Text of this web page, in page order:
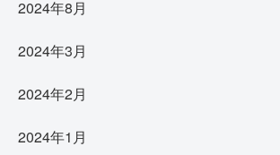
2024年8月
2024年3月
2024年2月
2024年1月